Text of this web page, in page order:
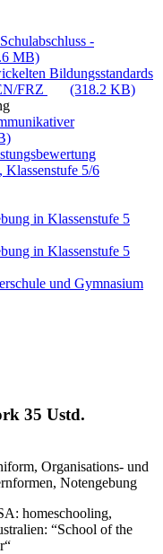
-
MB)
Bildungsstandards
FRZ
(318.2 KB)
Klassenstufe 5/6
in Klassenstufe 5
in Klassenstufe 5
und Gymnasium
35 Ustd.
Organisations- und
Notengebung
homeschooling,
“School of the